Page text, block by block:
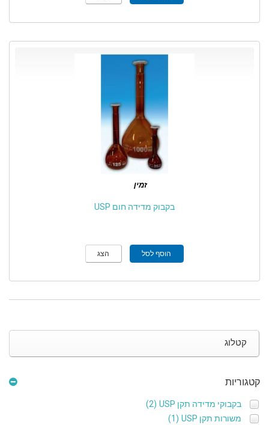
זמין
בקבוק מדידה חום USP
הוסף לסל הצג
קטלוג
קטגוריות
בקבוקי מדידה תקן USP
(2)
משורות תקן USP
(1)